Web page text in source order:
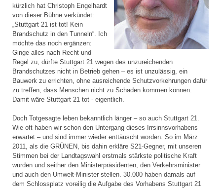
kürzlich hat Christoph Engelhardt
von dieser Bühne verkündet:
„Stuttgart 21 ist tot! Kein
Brandschutz in den Tunneln“. Ich
möchte das noch ergänzen:
Ginge alles nach Recht und
Regel zu, dürfte Stuttgart 21 wegen des unzureichenden
Brandschutzes nicht in Betrieb gehen – es ist unzulässig, ein
Bauwerk zu errichten, ohne ausreichende Schutzvorkehrungen dafür
zu treffen, dass Menschen nicht zu Schaden kommen können.
Damit wäre Stuttgart 21 tot - eigentlich.
Doch Totgesagte leben bekanntlich länger – so auch Stuttgart 21.
Wie oft haben wir schon den Untergang dieses Irrsinnsvorhabens
erwartet – und sind immer wieder enttäuscht worden. So im März
2011, als die GRÜNEN, bis dahin erkläre S21-Gegner, mit unseren
Stimmen bei der Landtagswahl erstmals stärkste politische Kraft
wurden und seither den Ministerpräsidenten, den Verkehrsminister
und auch den Umwelt-Minister stellen. 30.000 haben damals auf
dem Schlossplatz voreilig die Aufgabe des Vorhabens Stuttgart 21